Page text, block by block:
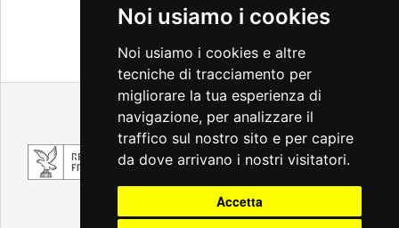
Noi usiamo i cookies
Noi usiamo i cookies e altre
tecniche di tracciamento per
migliorare la tua esperienza di
navigazione, per analizzare il
traffico sul nostro sito e per capire
da dove arrivano i nostri visitatori.
Accetta
Note legali
Accessibilità
Cambio preferenze cookie